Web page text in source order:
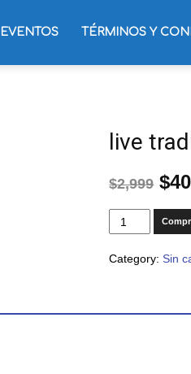
EVENTOS TÉRMINOS Y
live
$2,999 $
Category:Sin